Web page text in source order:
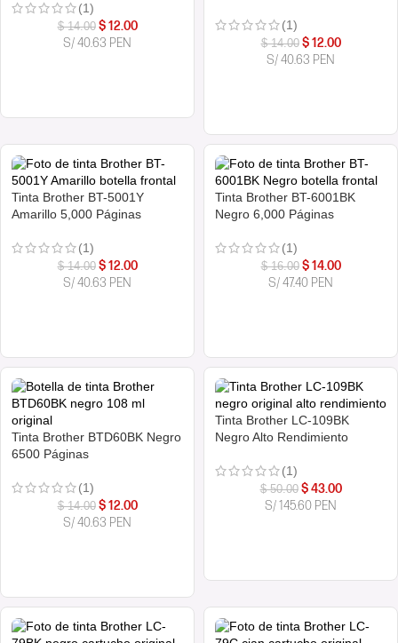
(1)
$14.00 $12.00
S/ 40.63 PEN
(1)
$14.00 $12.00
S/ 40.63 PEN
Tinta Brother BT-5001Y
Amarillo 5,000 Páginas
(1)
$14.00 $12.00
S/ 40.63 PEN
Tinta Brother BT-6001BK
Negro 6,000 Páginas
(1)
$16.00 $14.00
S/ 47.40 PEN
Tinta Brother BTD60BK Negro
6500 Páginas
(1)
$14.00 $12.00
S/ 40.63 PEN
Tinta Brother LC-109BK
Negro Alto Rendimiento
(1)
$50.00 $43.00
S/ 145.60 PEN